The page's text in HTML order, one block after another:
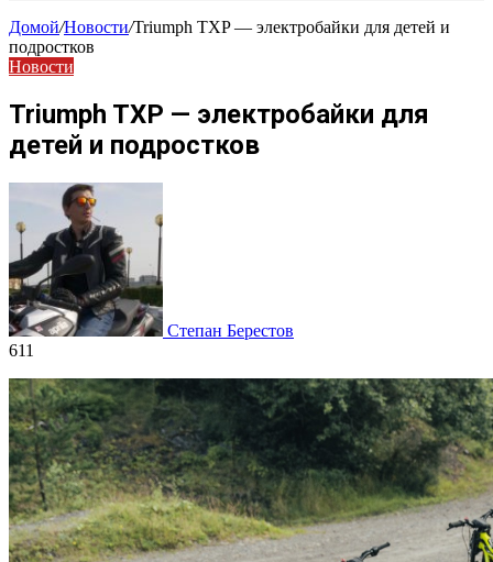
Домой/Новости/Triumph TXP — электробайки для детей и
подростков
Новости
Triumph TXP — электробайки для
детей и подростков
Степан Берестов
611